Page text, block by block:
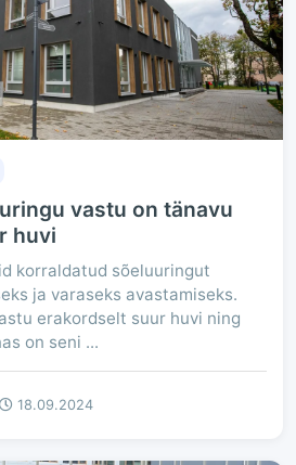
vastu on tänavu
huvi
korraldatud sõeluuringut
ja varaseks avastamiseks.
erakordselt suur huvi ning
on seni ...
18.09.2024